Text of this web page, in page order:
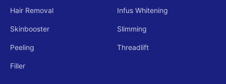
Hair Removal Infus Whitening
Skinbooster Slimming
Peeling Threadlift
Filler